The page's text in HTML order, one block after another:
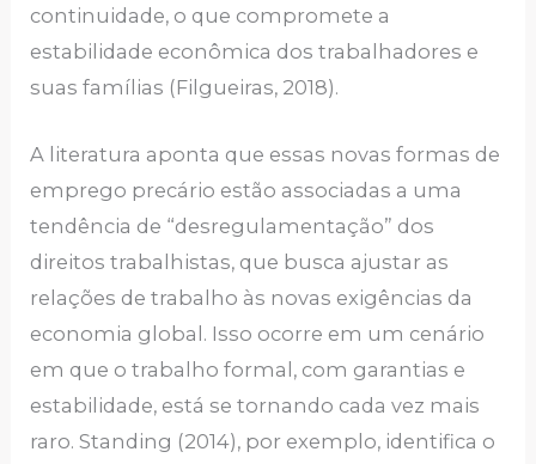
continuidade, o que compromete a
estabilidade econômica dos trabalhadores e
suas famílias (Filgueiras, 2018).
A literatura aponta que essas novas formas de
emprego precário estão associadas a uma
tendência de “desregulamentação” dos
direitos trabalhistas, que busca ajustar as
relações de trabalho às novas exigências da
economia global. Isso ocorre em um cenário
em que o trabalho formal, com garantias e
estabilidade, está se tornando cada vez mais
raro. Standing (2014), por exemplo, identifica o